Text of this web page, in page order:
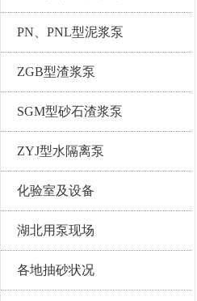
PN、PNL型泥浆泵
ZGB型渣浆泵
SGM型砂石渣浆泵
ZYJ型水隔离泵
化验室及设备
湖北用泵现场
各地抽砂状况